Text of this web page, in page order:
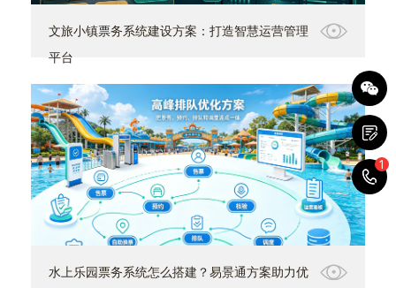
文旅小镇票务系统建设方案：打造智慧运营管理
平台
水上乐园票务系统怎么搭建？易景通方案助力优
1